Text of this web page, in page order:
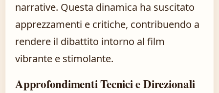
narrative. Questa dinamica ha suscitato
apprezzamenti e critiche, contribuendo a
rendere il dibattito intorno al film
vibrante e stimolante.
Approfondimenti Tecnici e Direzionali